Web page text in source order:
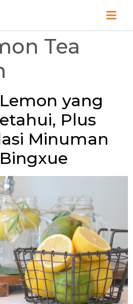
Tea
yang
Plus
Minuman